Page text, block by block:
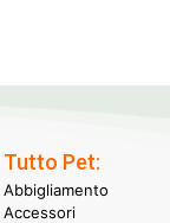
Tutto Pet:
Abbigliamento
Accessori